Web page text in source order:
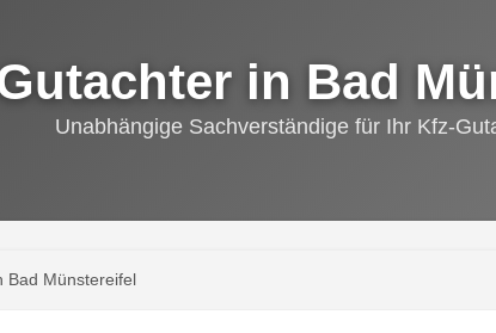
in Bad
Unabhängige Sachverständige für Ihr Kfz-
Bad Münstereifel